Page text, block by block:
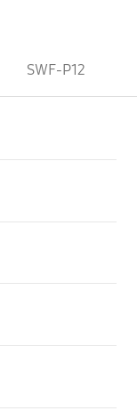
SWF-P12